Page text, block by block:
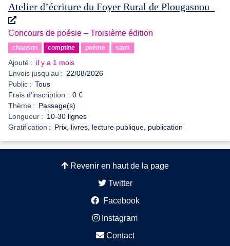
Atelier d’écriture du Foyer Rural de Plougasnou
Concours de poésie – Troisième édition
chanson comptine poème slam
Ajouté : il y a 1 mois
Envois jusqu'au : 22/08/2026
Public : Tous
Frais d'inscription : 0 €
Thème : Passage(s)
Longueur : 10-30 lignes
Gratification : Prix, livres, lecture publique, publication
Revenir en haut de la page
Twitter
Facebook
Instagram
Contact